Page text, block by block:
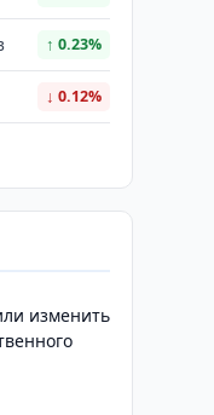
↑ 0.23%
↓ 0.12%
изменить